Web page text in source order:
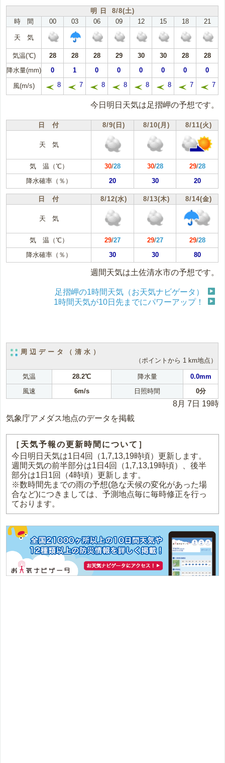
明 日 8/8(土)
時 間
00 03 06 09 12 15 18 21
天 気
気温(℃) 28 28 28 29 30 30 28
28
降水量(mm)
0 1 0 0 0 0 0 0
風(m/s) 8 7 8 8 8 8 7 7
今日明日天気は足摺岬の予想です。
日 付 8/9(日) 8/10(月) 8/11(火)
天 気
気 温（℃） 30/28 30/28 29/28
降水確率（％）
20 30 20
日 付 8/12(水) 8/13(木) 8/14(金)
天 気
気 温（℃） 29/27 29/27 29/28
降水確率（％）
30 30 80
週間天気は土佐清水市の予想です。
足摺岬の1時間天気（お天気ナビゲータ）
1時間天気が10日先までにパワーアップ！
周辺データ（清水）
（ポイントから 1 km地点）
気温 28.2℃ 降水量
0.0mm
風速
6m/s 日照時間 0分
8月 7日 19時
気象庁アメダス地点のデータを掲載
［天気予報の更新時間について］
今日明日天気は1日4回（1,7,13,19時頃）更新します。
週間天気の前半部分は1日4回（1,7,13,19時頃）、後半
部分は1日1回（4時頃）更新します。
※数時間先までの雨の予想(急な天候の変化があった場
合など)につきましては、予測地点毎に毎時修正を行っ
ております。